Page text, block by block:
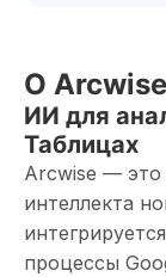
О Arcwise
ИИ для
Таблицах
Arcwise — это
интеллекта
процессы